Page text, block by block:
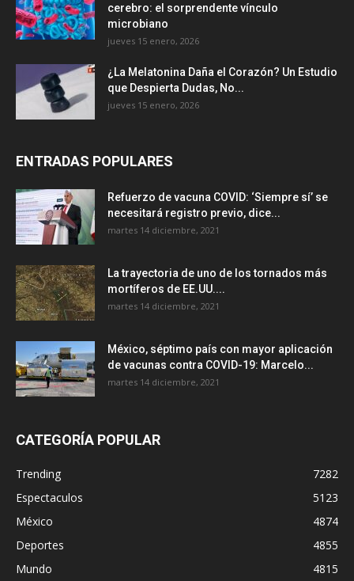
cerebro: el sorprendente vínculo
microbiano
jueves 15 enero, 2026
¿La Melatonina Daña el Corazón? Un Estudio
que Despierta Dudas, No...
jueves 15 enero, 2026
ENTRADAS POPULARES
Refuerzo de vacuna COVID: ‘Siempre sí’ se
necesitará registro previo, dice...
martes 14 diciembre, 2021
La trayectoria de uno de los tornados más
mortíferos de EE.UU....
martes 14 diciembre, 2021
México, séptimo país con mayor aplicación
de vacunas contra COVID-19: Marcelo...
martes 14 diciembre, 2021
CATEGORÍA POPULAR
Trending
7282
Espectaculos
5123
México
4874
Deportes
4855
Mundo
4815